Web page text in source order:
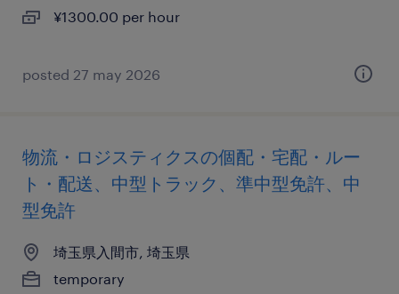
¥1300.00 per hour
posted 27 may 2026
物流・ロジスティクスの個配・宅配・ルー
ト・配送、中型トラック、準中型免許、中
型免許
埼玉県入間市, 埼玉県
temporary